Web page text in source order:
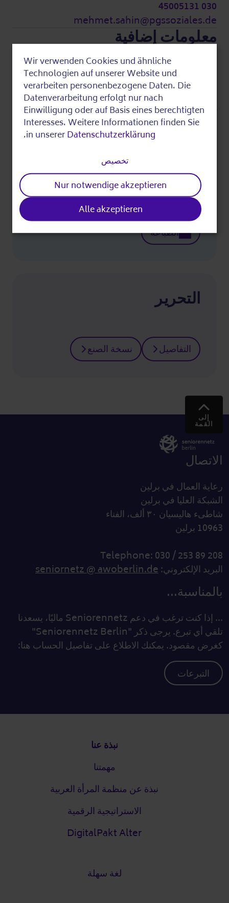
030 45005131
mehmet.sahin@pgssoziales.de
معلومات إضافية
هذا الحدث مجاني.
آخر تحرير
الطباعة
التحرير
التفاصيل نسخة الصنع
إلى
القمة
الاتصال
رعاية العمال في برلين
الشبكة العليا في برلين
شاطىء هاليسيان ٣٠ ألف، الفناء
10963 برلين
Telephone: 030 / 253 89 208
البريد الإلكتروني:seniornetz @ awoberlin.de
بالمناسبة...
... إذا كنت ترغب في دعم Seniorennetz ماليًا، يسعدنا
تلقي أي تبرع. يرجى ذكر "Seniorennetz Berlin"
كغرض مقصود. يمكنك الاطلاع على تفاصيل الحساب هنا:
التبرعات
نبذة عنا
مهمتنا
نبذة عن منظمة المرأة العربية
الاستراتيجية الرقمية
DigitalPakt Alter
لغة سهلة
of
personal
data
Wir verwenden Cookies und ähnliche
Technologien auf unserer Website und
verarbeiten personenbezogene Daten. Die
Datenverarbeitung erfolgt nur nach
Einwilligung oder auf Basis eines berechtigten
Interesses. Weitere Informationen finden Sie
in unsererDatenschutzerklärung
.
تخصيص
Nur notwendige akzeptieren
Alle akzeptieren